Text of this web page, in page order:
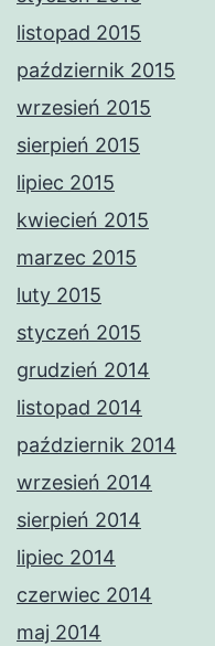
listopad 2015
październik 2015
wrzesień 2015
sierpień 2015
lipiec 2015
kwiecień 2015
marzec 2015
luty 2015
styczeń 2015
grudzień 2014
listopad 2014
październik 2014
wrzesień 2014
sierpień 2014
lipiec 2014
czerwiec 2014
maj 2014